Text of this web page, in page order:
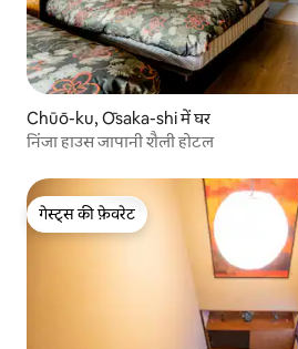
Chūō-ku, Ōsaka-shi में घर
निंजा हाउस जापानी शैली होटल
गेस्ट्स की फ़ेवरेट
गेस्ट्स की फ़ेवरेट